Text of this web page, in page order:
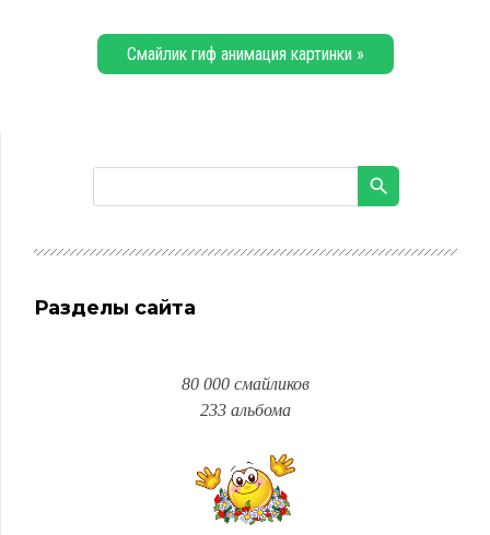
Смайлик гиф анимация картинки »
Разделы сайта
80 000 смайликов
233 альбома